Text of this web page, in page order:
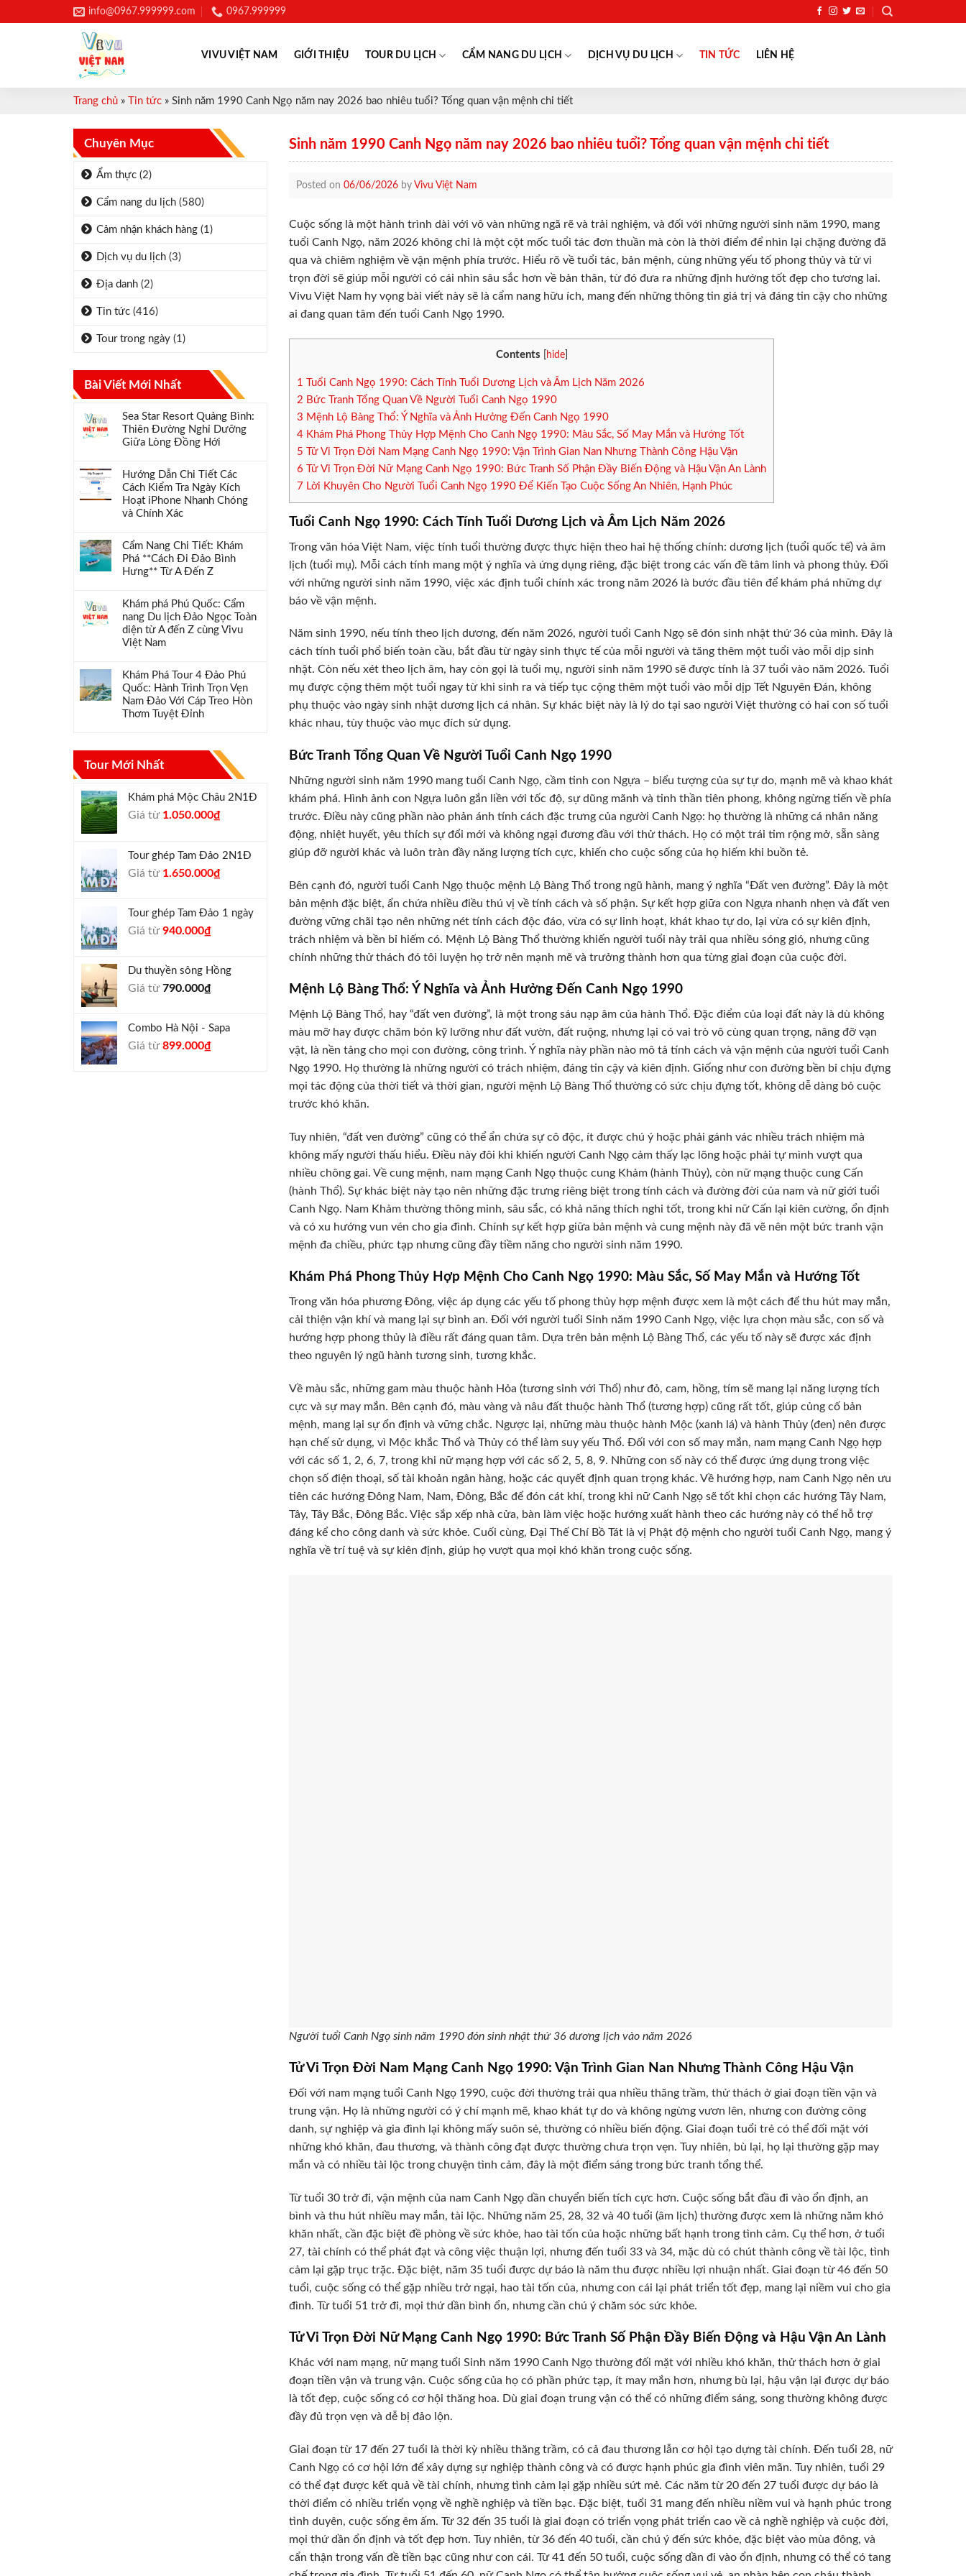
to
info@0967.999999.com 0967.999999
VIVU VIỆT NAM GIỚI THIỆU TOUR DU LỊCH CẨM NANG DU LỊCH DỊCH VỤ DU LỊCH TIN TỨC LIÊN HỆ
Trang chủ » Tin tức » Sinh năm 1990 Canh Ngọ năm nay 2026 bao nhiêu tuổi? Tổng quan vận mệnh chi tiết
Chuyên Mục
Ẩm thực (2)
Cẩm nang du lịch (580)
Cảm nhận khách hàng (1)
Dịch vụ du lịch (3)
Địa danh (2)
Tin tức (416)
Tour trong ngày (1)
Bài Viết Mới Nhất
Sea Star Resort Quảng Bình:
Thiên Đường Nghỉ Dưỡng
Giữa Lòng Đồng Hới
Hướng Dẫn Chi Tiết Các
Cách Kiểm Tra Ngày Kích
Hoạt iPhone Nhanh Chóng
và Chính Xác
Cẩm Nang Chi Tiết: Khám
Phá **Cách Đi Đảo Bình
Hưng** Từ A Đến Z
Khám phá Phú Quốc: Cẩm
nang Du lịch Đảo Ngọc Toàn
diện từ A đến Z cùng Vivu
Việt Nam
Khám Phá Tour 4 Đảo Phú
Quốc: Hành Trình Trọn Vẹn
Nam Đảo Với Cáp Treo Hòn
Thơm Tuyệt Đỉnh
Tour Mới Nhất
Khám phá Mộc Châu 2N1Đ
Giá từ Giá
1.300.000₫.
1.050.000₫Giá
là:
Tour ghép Tam Đảo 2N1Đ
Giá từ Giá
1.800.000₫.
1.650.000₫Giá
là:
Tour ghép Tam Đảo 1 ngày
Giá từGiá
1.000.000₫.
940.000₫Giá
là:
Du thuyền sông Hồng
Giá từ790.000₫
Combo Hà Nội - Sapa
Giá từGiá
899.000₫Giá
Sinh năm 1990 Canh Ngọ năm nay 2026 bao nhiêu tuổi? Tổng quan vận mệnh chi tiết
Posted on 06/06/2026 by Vivu Việt Nam
Cuộc sống là một hành trình dài với vô vàn những ngã rẽ và trải nghiệm, và đối với những người sinh năm 1990, mang
tuổi Canh Ngọ, năm 2026 không chỉ là một cột mốc tuổi tác đơn thuần mà còn là thời điểm để nhìn lại chặng đường đã
qua và chiêm nghiệm về vận mệnh phía trước. Hiểu rõ về tuổi tác, bản mệnh, cùng những yếu tố phong thủy và tử vi
trọn đời sẽ giúp mỗi người có cái nhìn sâu sắc hơn về bản thân, từ đó đưa ra những định hướng tốt đẹp cho tương lai.
Vivu Việt Nam hy vọng bài viết này sẽ là cẩm nang hữu ích, mang đến những thông tin giá trị và đáng tin cậy cho những
ai đang quan tâm đến tuổi Canh Ngọ 1990.
Contents hide]
1 Tuổi Canh Ngọ 1990: Cách Tính Tuổi Dương Lịch và Âm Lịch Năm 2026
2 Bức Tranh Tổng Quan Về Người Tuổi Canh Ngọ 1990
3 Mệnh Lộ Bàng Thổ: Ý Nghĩa và Ảnh Hưởng Đến Canh Ngọ 1990
4 Khám Phá Phong Thủy Hợp Mệnh Cho Canh Ngọ 1990: Màu Sắc, Số May Mắn và Hướng Tốt
5 Tử Vi Trọn Đời Nam Mạng Canh Ngọ 1990: Vận Trình Gian Nan Nhưng Thành Công Hậu Vận
6 Tử Vi Trọn Đời Nữ Mạng Canh Ngọ 1990: Bức Tranh Số Phận Đầy Biến Động và Hậu Vận An Lành
7 Lời Khuyên Cho Người Tuổi Canh Ngọ 1990 Để Kiến Tạo Cuộc Sống An Nhiên, Hạnh Phúc
Tuổi Canh Ngọ 1990: Cách Tính Tuổi Dương Lịch và Âm Lịch Năm 2026
Trong văn hóa Việt Nam, việc tính tuổi thường được thực hiện theo hai hệ thống chính: dương lịch (tuổi quốc tế) và âm
lịch (tuổi mụ). Mỗi cách tính mang một ý nghĩa và ứng dụng riêng, đặc biệt trong các vấn đề tâm linh và phong thủy. Đối
với những người sinh năm 1990, việc xác định tuổi chính xác trong năm 2026 là bước đầu tiên để khám phá những dự
báo về vận mệnh.
Năm sinh 1990, nếu tính theo lịch dương, đến năm 2026, người tuổi Canh Ngọ sẽ đón sinh nhật thứ 36 của mình. Đây là
cách tính tuổi phổ biến toàn cầu, bắt đầu từ ngày sinh thực tế của mỗi người và tăng thêm một tuổi vào mỗi dịp sinh
nhật. Còn nếu xét theo lịch âm, hay còn gọi là tuổi mụ, người sinh năm 1990 sẽ được tính là 37 tuổi vào năm 2026. Tuổi
mụ được cộng thêm một tuổi ngay từ khi sinh ra và tiếp tục cộng thêm một tuổi vào mỗi dịp Tết Nguyên Đán, không
phụ thuộc vào ngày sinh nhật dương lịch cá nhân. Sự khác biệt này là lý do tại sao người Việt thường có hai con số tuổi
khác nhau, tùy thuộc vào mục đích sử dụng.
Bức Tranh Tổng Quan Về Người Tuổi Canh Ngọ 1990
Những người sinh năm 1990 mang tuổi Canh Ngọ, cầm tinh con Ngựa – biểu tượng của sự tự do, mạnh mẽ và khao khát
khám phá. Hình ảnh con Ngựa luôn gắn liền với tốc độ, sự dũng mãnh và tinh thần tiên phong, không ngừng tiến về phía
trước. Điều này cũng phần nào phản ánh tính cách đặc trưng của người Canh Ngọ: họ thường là những cá nhân năng
động, nhiệt huyết, yêu thích sự đổi mới và không ngại đương đầu với thử thách. Họ có một trái tim rộng mở, sẵn sàng
giúp đỡ người khác và luôn tràn đầy năng lượng tích cực, khiến cho cuộc sống của họ hiếm khi buồn tẻ.
Bên cạnh đó, người tuổi Canh Ngọ thuộc mệnh Lộ Bàng Thổ trong ngũ hành, mang ý nghĩa “Đất ven đường”. Đây là một
bản mệnh đặc biệt, ẩn chứa nhiều điều thú vị về tính cách và số phận. Sự kết hợp giữa con Ngựa nhanh nhẹn và đất ven
đường vững chãi tạo nên những nét tính cách độc đáo, vừa có sự linh hoạt, khát khao tự do, lại vừa có sự kiên định,
trách nhiệm và bền bỉ hiếm có. Mệnh Lộ Bàng Thổ thường khiến người tuổi này trải qua nhiều sóng gió, nhưng cũng
chính những thử thách đó tôi luyện họ trở nên mạnh mẽ và trưởng thành hơn qua từng giai đoạn của cuộc đời.
Mệnh Lộ Bàng Thổ: Ý Nghĩa và Ảnh Hưởng Đến Canh Ngọ 1990
Mệnh Lộ Bàng Thổ, hay “đất ven đường”, là một trong sáu nạp âm của hành Thổ. Đặc điểm của loại đất này là dù không
màu mỡ hay được chăm bón kỹ lưỡng như đất vườn, đất ruộng, nhưng lại có vai trò vô cùng quan trọng, nâng đỡ vạn
vật, là nền tảng cho mọi con đường, công trình. Ý nghĩa này phần nào mô tả tính cách và vận mệnh của người tuổi Canh
Ngọ 1990. Họ thường là những người có trách nhiệm, đáng tin cậy và kiên định. Giống như con đường bền bỉ chịu đựng
mọi tác động của thời tiết và thời gian, người mệnh Lộ Bàng Thổ thường có sức chịu đựng tốt, không dễ dàng bỏ cuộc
trước khó khăn.
Tuy nhiên, “đất ven đường” cũng có thể ẩn chứa sự cô độc, ít được chú ý hoặc phải gánh vác nhiều trách nhiệm mà
không mấy người thấu hiểu. Điều này đôi khi khiến người Canh Ngọ cảm thấy lạc lõng hoặc phải tự mình vượt qua
nhiều chông gai. Về cung mệnh, nam mạng Canh Ngọ thuộc cung Khảm (hành Thủy), còn nữ mạng thuộc cung Cấn
(hành Thổ). Sự khác biệt này tạo nên những đặc trưng riêng biệt trong tính cách và đường đời của nam và nữ giới tuổi
Canh Ngọ. Nam Khảm thường thông minh, sâu sắc, có khả năng thích nghi tốt, trong khi nữ Cấn lại kiên cường, ổn định
và có xu hướng vun vén cho gia đình. Chính sự kết hợp giữa bản mệnh và cung mệnh này đã vẽ nên một bức tranh vận
mệnh đa chiều, phức tạp nhưng cũng đầy tiềm năng cho người sinh năm 1990.
Khám Phá Phong Thủy Hợp Mệnh Cho Canh Ngọ 1990: Màu Sắc, Số May Mắn và Hướng Tốt
Trong văn hóa phương Đông, việc áp dụng các yếu tố phong thủy hợp mệnh được xem là một cách để thu hút may mắn,
cải thiện vận khí và mang lại sự bình an. Đối với người tuổi Sinh năm 1990 Canh Ngọ, việc lựa chọn màu sắc, con số và
hướng hợp phong thủy là điều rất đáng quan tâm. Dựa trên bản mệnh Lộ Bàng Thổ, các yếu tố này sẽ được xác định
theo nguyên lý ngũ hành tương sinh, tương khắc.
Về màu sắc, những gam màu thuộc hành Hỏa (tương sinh với Thổ) như đỏ, cam, hồng, tím sẽ mang lại năng lượng tích
cực và sự may mắn. Bên cạnh đó, màu vàng và nâu đất thuộc hành Thổ (tương hợp) cũng rất tốt, giúp củng cố bản
mệnh, mang lại sự ổn định và vững chắc. Ngược lại, những màu thuộc hành Mộc (xanh lá) và hành Thủy (đen) nên được
hạn chế sử dụng, vì Mộc khắc Thổ và Thủy có thể làm suy yếu Thổ. Đối với con số may mắn, nam mạng Canh Ngọ hợp
với các số 1, 2, 6, 7, trong khi nữ mạng hợp với các số 2, 5, 8, 9. Những con số này có thể được ứng dụng trong việc
chọn số điện thoại, số tài khoản ngân hàng, hoặc các quyết định quan trọng khác. Về hướng hợp, nam Canh Ngọ nên ưu
tiên các hướng Đông Nam, Nam, Đông, Bắc để đón cát khí, trong khi nữ Canh Ngọ sẽ tốt khi chọn các hướng Tây Nam,
Tây, Tây Bắc, Đông Bắc. Việc sắp xếp nhà cửa, bàn làm việc hoặc hướng xuất hành theo các hướng này có thể hỗ trợ
đáng kể cho công danh và sức khỏe. Cuối cùng, Đại Thế Chí Bồ Tát là vị Phật độ mệnh cho người tuổi Canh Ngọ, mang ý
nghĩa về trí tuệ và sự kiên định, giúp họ vượt qua mọi khó khăn trong cuộc sống.
Người tuổi Canh Ngọ sinh năm 1990 đón sinh nhật thứ 36 dương lịch vào năm 2026
Tử Vi Trọn Đời Nam Mạng Canh Ngọ 1990: Vận Trình Gian Nan Nhưng Thành Công Hậu Vận
Đối với nam mạng tuổi Canh Ngọ 1990, cuộc đời thường trải qua nhiều thăng trầm, thử thách ở giai đoạn tiền vận và
trung vận. Họ là những người có ý chí mạnh mẽ, khao khát tự do và không ngừng vươn lên, nhưng con đường công
danh, sự nghiệp và gia đình lại không mấy suôn sẻ, thường có nhiều biến động. Giai đoạn tuổi trẻ có thể đối mặt với
những khó khăn, đau thương, và thành công đạt được thường chưa trọn vẹn. Tuy nhiên, bù lại, họ lại thường gặp may
mắn và có nhiều tài lộc trong chuyện tình cảm, đây là một điểm sáng trong bức tranh tổng thể.
Từ tuổi 30 trở đi, vận mệnh của nam Canh Ngọ dần chuyển biến tích cực hơn. Cuộc sống bắt đầu đi vào ổn định, an
bình và thu hút nhiều may mắn, tài lộc. Những năm 25, 28, 32 và 40 tuổi (âm lịch) thường được xem là những năm khó
khăn nhất, cần đặc biệt đề phòng về sức khỏe, hao tài tốn của hoặc những bất hạnh trong tình cảm. Cụ thể hơn, ở tuổi
27, tài chính có thể phát đạt và công việc thuận lợi, nhưng đến tuổi 33 và 34, mặc dù có chút thành công về tài lộc, tình
cảm lại gặp trục trặc. Đặc biệt, năm 35 tuổi được dự báo là năm thu được nhiều lợi nhuận nhất. Giai đoạn từ 46 đến 50
tuổi, cuộc sống có thể gặp nhiều trở ngại, hao tài tốn của, nhưng con cái lại phát triển tốt đẹp, mang lại niềm vui cho gia
đình. Từ tuổi 51 trở đi, mọi thứ dần bình ổn, nhưng cần chú ý chăm sóc sức khỏe.
Tử Vi Trọn Đời Nữ Mạng Canh Ngọ 1990: Bức Tranh Số Phận Đầy Biến Động và Hậu Vận An Lành
Khác với nam mạng, nữ mạng tuổi Sinh năm 1990 Canh Ngọ thường đối mặt với nhiều khó khăn, thử thách hơn ở giai
đoạn tiền vận và trung vận. Cuộc sống của họ có phần phức tạp, ít may mắn hơn, nhưng bù lại, hậu vận lại được dự báo
là tốt đẹp, cuộc sống có cơ hội thăng hoa. Dù giai đoạn trung vận có thể có những điểm sáng, song thường không được
đầy đủ trọn vẹn và dễ bị đảo lộn.
Giai đoạn từ 17 đến 27 tuổi là thời kỳ nhiều thăng trầm, có cả đau thương lẫn cơ hội tạo dựng tài chính. Đến tuổi 28, nữ
Canh Ngọ có cơ hội lớn để xây dựng sự nghiệp thành công và có được hạnh phúc gia đình viên mãn. Tuy nhiên, tuổi 29
có thể đạt được kết quả về tài chính, nhưng tình cảm lại gặp nhiều sứt mẻ. Các năm từ 20 đến 27 tuổi được dự báo là
thời điểm có nhiều triển vọng về nghề nghiệp và tiền bạc. Đặc biệt, tuổi 31 mang đến nhiều niềm vui và hạnh phúc trong
tình duyên, cuộc sống êm ấm. Từ 32 đến 35 tuổi là giai đoạn có triển vọng phát triển cao về cả nghề nghiệp và cuộc đời,
mọi thứ dần ổn định và tốt đẹp hơn. Tuy nhiên, từ 36 đến 40 tuổi, cần chú ý đến sức khỏe, đặc biệt vào mùa đông, và
cẩn thận trong vấn đề tiền bạc cũng như con cái. Từ 41 đến 50 tuổi, cuộc sống dần đi vào ổn định, nhưng có thể có tang